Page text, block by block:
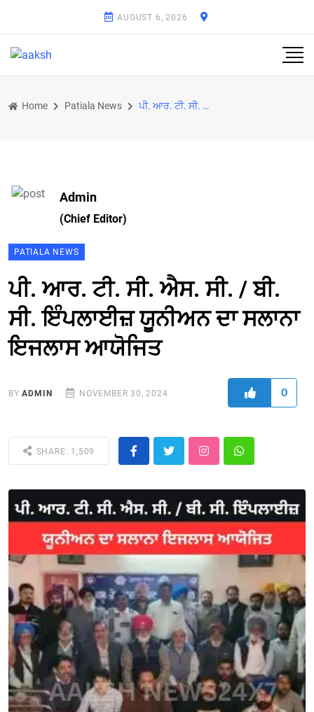
AUGUST 6, 2026
Home Patiala News ਪੀ. ਆਰ. ਟੀ. ਸੀ. ਐਸ. ਸੀ. / ਬੀ. ਸੀ. ਇੰਪਲਾਈਜ਼ ਯੂਨੀਅਨ ਦਾ ਸਲਾਨਾ ਇਜਲਾਸ ਆਯੋਜਿਤ
Admin
(Chief Editor)
PATIALA NEWS
ਪੀ. ਆਰ. ਟੀ. ਸੀ. ਐਸ. ਸੀ. / ਬੀ.
ਸੀ. ਇੰਪਲਾਈਜ਼ ਯੂਨੀਅਨ ਦਾ ਸਲਾਨਾ
ਇਜਲਾਸ ਆਯੋਜਿਤ
BYADMIN NOVEMBER 30, 2024 0
SHARE: 1,509